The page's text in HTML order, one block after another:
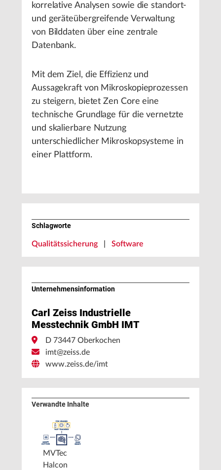
korrelative Analysen sowie die standort-
und geräteübergreifende Verwaltung
von Bilddaten über eine zentrale
Datenbank.
Mit dem Ziel, die Effizienz und
Aussagekraft von Mikroskopieprozessen
zu steigern, bietet Zen Core eine
technische Grundlage für die vernetzte
und skalierbare Nutzung
unterschiedlicher Mikroskopsysteme in
einer Plattform.
Schlagworte
Qualitätssicherung Software
Unternehmens­information
Carl Zeiss Industrielle
Messtechnik GmbH IMT
D 73447 Oberkochen
imt@zeiss.de
www.zeiss.de/imt
Verwandte Inhalte
MVTec
Halcon